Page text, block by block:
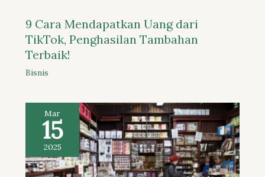
9 Cara Mendapatkan Uang dari
TikTok, Penghasilan Tambahan
Terbaik!
Bisnis
Mar
15
2025